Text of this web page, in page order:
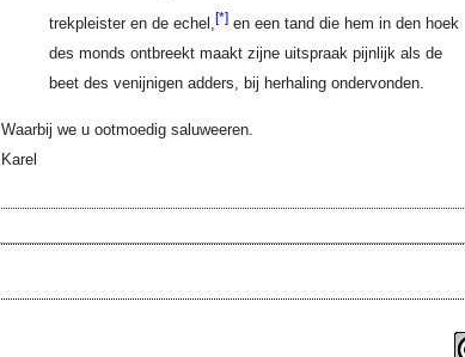
trekpleister en de echel, [*]en een tand die hem in den hoek
des monds ontbreekt maakt zijne uitspraak pijnlijk als de
beet des venijnigen adders, bij herhaling ondervonden.
Waarbij we u ootmoedig saluweeren.
Karel